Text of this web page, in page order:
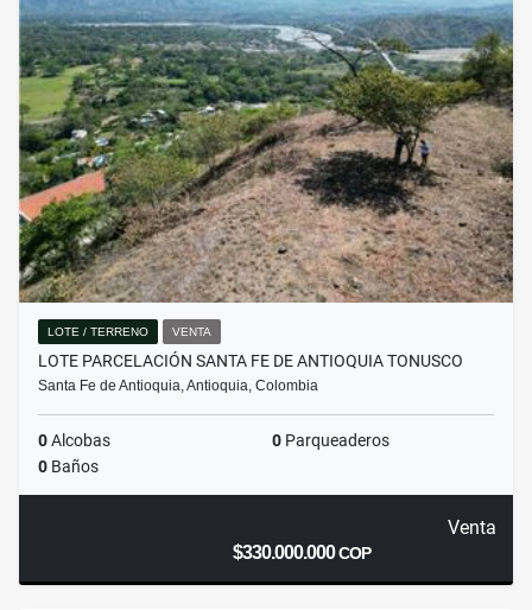
LOTE / TERRENO VENTA
LOTE PARCELACIÓN SANTA FE DE ANTIOQUIA TONUSCO
Santa Fe de Antioquia, Antioquia, Colombia
0Alcobas 0 Parqueaderos
0 Baños
Venta
$330.000.000COP